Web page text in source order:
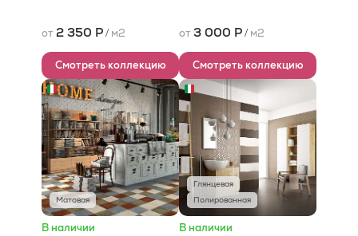
от 2 350 Р/ м2
Смотреть коллекцию
от 3 000 Р/ м2
Смотреть коллекцию
Матовая
В наличии
Глянцевая
Полированная
В наличии